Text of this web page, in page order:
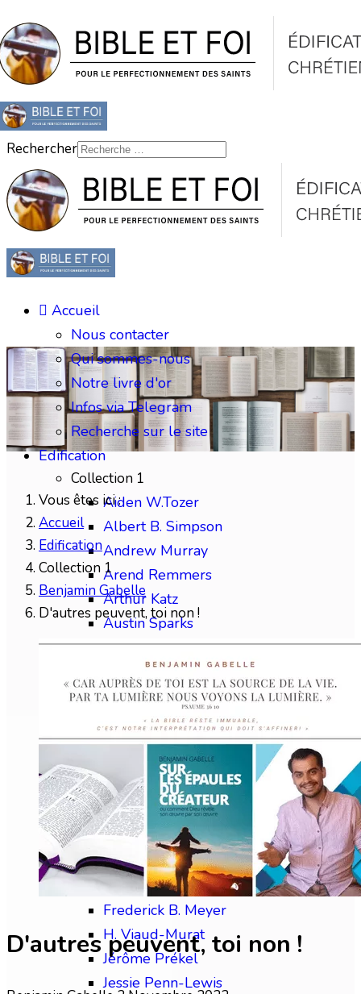
Rechercher
Accueil
Nous contacter
Qui sommes-nous
Notre livre d'or
Infos via Telegram
Recherche sur le site
Edification
Collection 1
Aiden W.Tozer
Albert B. Simpson
Andrew Murray
Arend Remmers
Arthur Katz
Austin Sparks
Benjamin Gabelle
Charles H.Mackintosh
Charles Spurgeon
Chip Brogden
Christian Briem
Charles Finney
David Wilkerson
Edward M. Bounds
Collection 3
Frédéric Gabelle
Frederick B. Meyer
H. Viaud-Murat
Jérôme Prékel
Jessie Penn-Lewis
Vous êtes ici :
Accueil
Edification
Collection 1
Benjamin Gabelle
D'autres peuvent, toi non !
D'autres peuvent, toi non !